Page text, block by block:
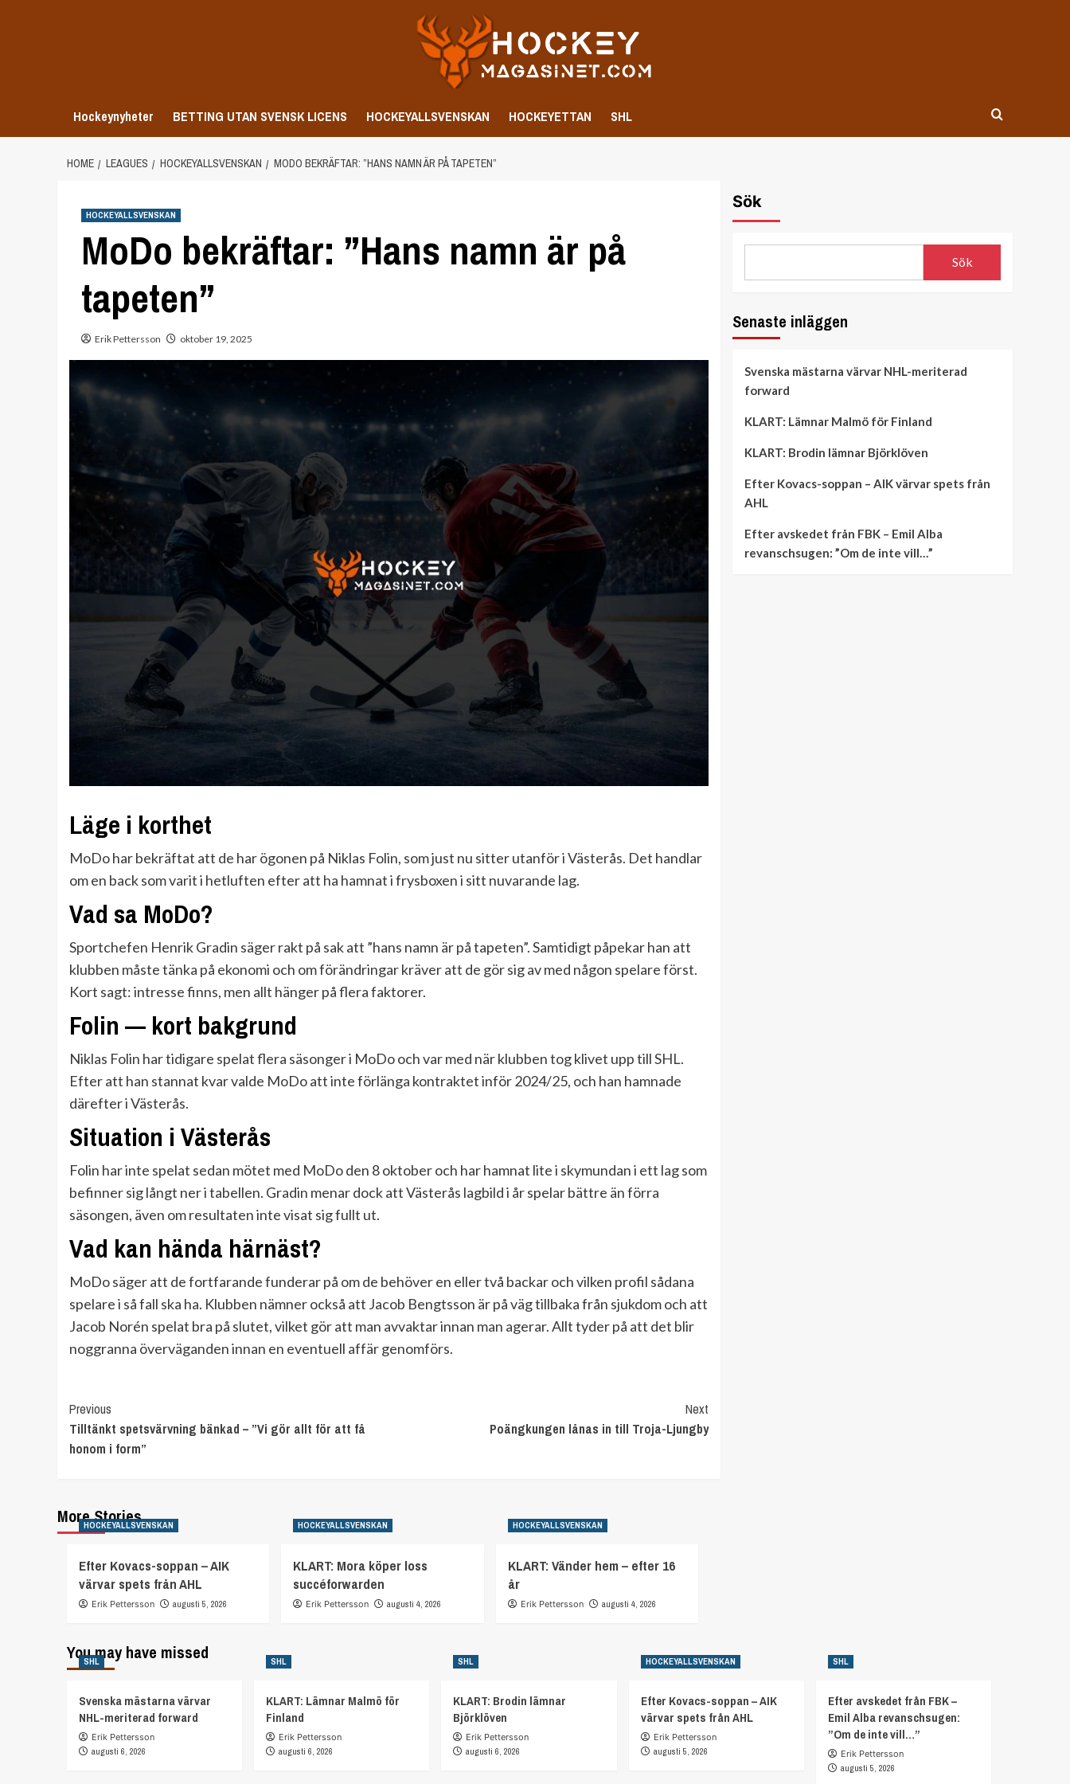
Hockeynyheter BETTING UTAN SVENSK LICENS HOCKEYALLSVENSKAN HOCKEYETTAN SHL
HOME LEAGUES HOCKEYALLSVENSKAN MODO BEKRÄFTAR: ”HANS NAMN ÄR PÅ TAPETEN”
HOCKEYALLSVENSKAN
MoDo bekräftar: ”Hans namn är på
tapeten”
Erik Pettersson oktober 19, 2025
Läge i korthet
MoDo har bekräftat att de har ögonen på Niklas Folin, som just nu sitter utanför i Västerås. Det handlar
om en back som varit i hetluften efter att ha hamnat i frysboxen i sitt nuvarande lag.
Vad sa MoDo?
Sportchefen Henrik Gradin säger rakt på sak att ”hans namn är på tapeten”. Samtidigt påpekar han att
klubben måste tänka på ekonomi och om förändringar kräver att de gör sig av med någon spelare först.
Kort sagt: intresse finns, men allt hänger på flera faktorer.
Folin — kort bakgrund
Niklas Folin har tidigare spelat flera säsonger i MoDo och var med när klubben tog klivet upp till SHL.
Efter att han stannat kvar valde MoDo att inte förlänga kontraktet inför 2024/25, och han hamnade
därefter i Västerås.
Situation i Västerås
Folin har inte spelat sedan mötet med MoDo den 8 oktober och har hamnat lite i skymundan i ett lag som
befinner sig långt ner i tabellen. Gradin menar dock att Västerås lagbild i år spelar bättre än förra
säsongen, även om resultaten inte visat sig fullt ut.
Vad kan hända härnäst?
MoDo säger att de fortfarande funderar på om de behöver en eller två backar och vilken profil sådana
spelare i så fall ska ha. Klubben nämner också att Jacob Bengtsson är på väg tillbaka från sjukdom och att
Jacob Norén spelat bra på slutet, vilket gör att man avvaktar innan man agerar. Allt tyder på att det blir
noggranna överväganden innan en eventuell affär genomförs.
Continue
Reading
Previous
Tilltänkt spetsvärvning bänkad – ”Vi gör allt för att få
honom i form”
Next
Poängkungen lånas in till Troja-Ljungby
More Stories
HOCKEYALLSVENSKAN
Efter Kovacs-soppan – AIK
värvar spets från AHL
Erik Pettersson augusti 5, 2026
HOCKEYALLSVENSKAN
KLART: Mora köper loss
succéforwarden
Erik Pettersson augusti 4, 2026
HOCKEYALLSVENSKAN
KLART: Vänder hem – efter 16
år
Erik Pettersson augusti 4, 2026
Sök
Sök
Senaste inläggen
Svenska mästarna värvar NHL-meriterad
forward
KLART: Lämnar Malmö för Finland
KLART: Brodin lämnar Björklöven
Efter Kovacs-soppan – AIK värvar spets från
AHL
Efter avskedet från FBK – Emil Alba
revanschsugen: ”Om de inte vill…”
You may have missed
SHL
Svenska mästarna värvar
NHL-meriterad forward
Erik Pettersson
augusti 6, 2026
SHL
KLART: Lämnar Malmö för
Finland
Erik Pettersson
augusti 6, 2026
SHL
KLART: Brodin lämnar
Björklöven
Erik Pettersson
augusti 6, 2026
HOCKEYALLSVENSKAN
Efter Kovacs-soppan – AIK
värvar spets från AHL
Erik Pettersson
augusti 5, 2026
SHL
Efter avskedet från FBK –
Emil Alba revanschsugen:
”Om de inte vill…”
Erik Pettersson
augusti 5, 2026